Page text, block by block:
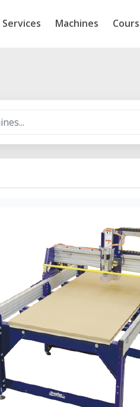
Services Machines Cours